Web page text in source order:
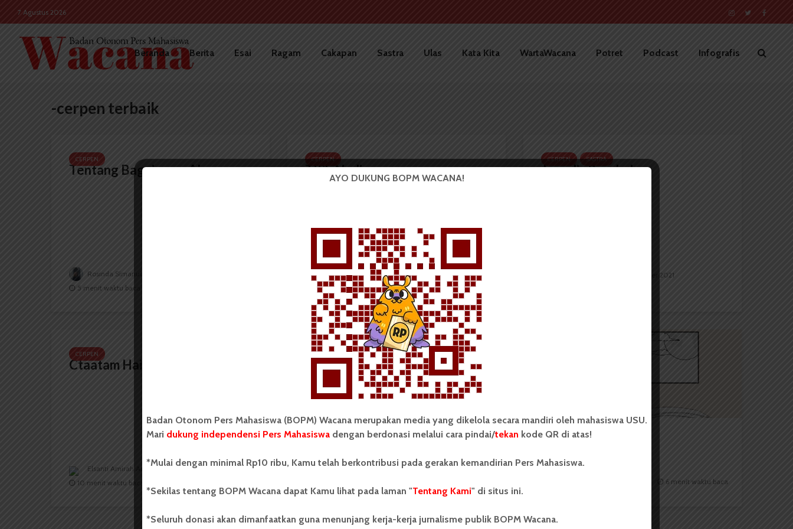
7 Agustus 2026
Beranda Berita Esai Ragam Cakapan Sastra Ulas Kata Kita WartaWacana Potret Podcast Infografis
-cerpen terbaik
CERPEN
Tentang Bagaimana Aku
Rosinda Simanullang
5 menit waktu baca
CERPEN
Titik Nadir
Rosinda Simanullang
8 Desember 2021
10 menit waktu baca
CERPEN SASTRA
Jurnalis Perubahan
14 Oktober 2021
CERPEN
Ctaatam Hairan Marika
Elsanti Amirah Adhana
2 Agustus 2021
10 menit waktu baca
CERPEN
Cangkir Sang Nasib
Sagitarius Marbun
17 Februari 2021
Purnama Terakhir
6 menit waktu baca
AYO DUKUNG BOPM WACANA!
Badan Otonom Pers Mahasiswa (BOPM) Wacana merupakan media yang dikelola secara mandiri oleh mahasiswa USU.
Mari dukung independensi Pers Mahasiswadengan berdonasi melalui cara pindai/tekan kode QR di atas!
*Mulai dengan minimal Rp10 ribu, Kamu telah berkontribusi pada gerakan kemandirian Pers Mahasiswa.
*Sekilas tentang BOPM Wacana dapat Kamu lihat pada laman "Tentang Kami" di situs ini.
*Seluruh donasi akan dimanfaatkan guna menunjang kerja-kerja jurnalisme publik BOPM Wacana.